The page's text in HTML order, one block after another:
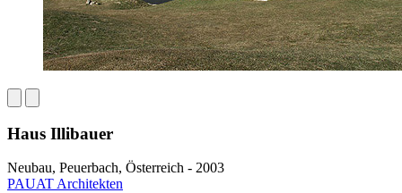
Haus Illibauer
Neubau, Peuerbach, Österreich - 2003
PAUAT Architekten